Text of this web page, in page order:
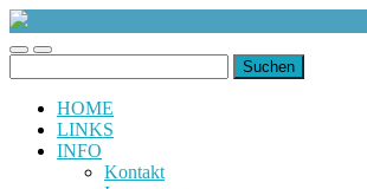
uiuiuiuiuiuiui.de
Toggle
mobile
Toggle
search
nach:
HOME
LINKS
INFO
Kontakt